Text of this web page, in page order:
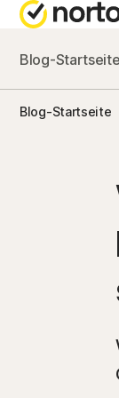
Blog-Startseite
Blog-Startseite